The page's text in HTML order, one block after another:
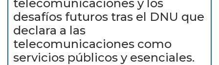
telecomunicaciones y los
desafíos futuros tras el DNU que
declara a las
telecomunicaciones como
servicios públicos y esenciales.